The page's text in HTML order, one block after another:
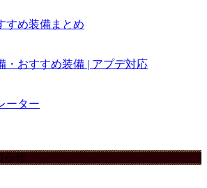
すめ装備まとめ
・おすすめ装備 | アプデ対応
ーター
らせ